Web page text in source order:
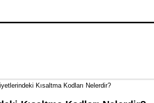
Kısaltma Kodları Nelerdir?